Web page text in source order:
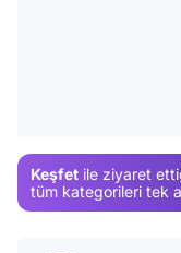
Keşfet ile ziyaret
tüm kategorileri tek